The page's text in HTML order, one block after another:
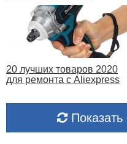
20 лучших товаров 2020
для ремонта с Aliexpress
Показать